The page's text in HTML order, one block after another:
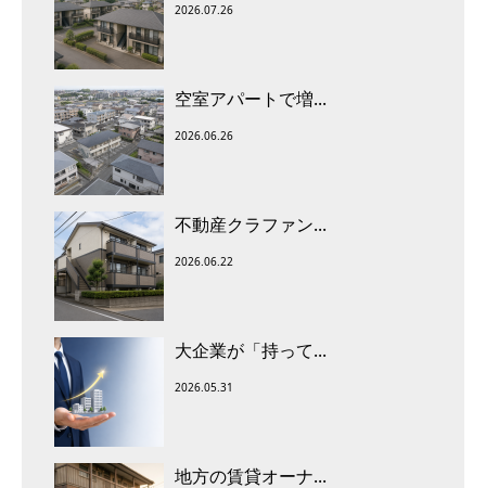
2026.07.26
空室アパートで増...
2026.06.26
不動産クラファン...
2026.06.22
大企業が「持って...
2026.05.31
地方の賃貸オーナ...